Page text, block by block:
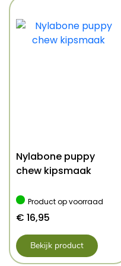
Nylabone puppy
chew kipsmaak
Product op voorraad
€ 16,95
Bekijk product